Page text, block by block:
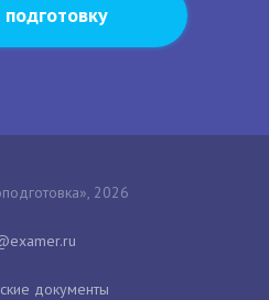
2026
документы